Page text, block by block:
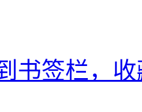
书签栏，